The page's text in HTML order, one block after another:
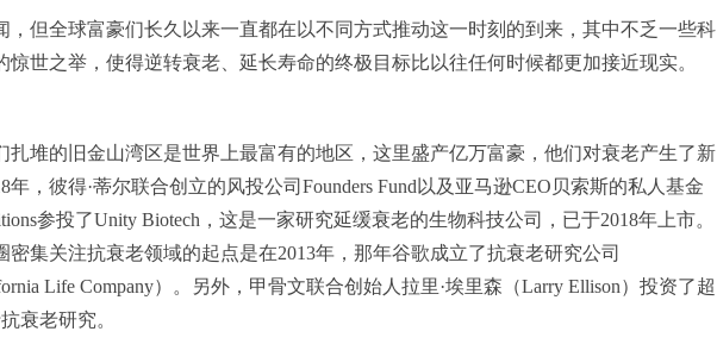
，但全球富豪们长久以来一直都在以不同方式推动这一时刻的到来，其中不乏一些科
惊世之举，使得逆转衰老、延长寿命的终极目标比以往任何时候都更加接近现实。
扎堆的旧金山湾区是世界上最富有的地区，这里盛产亿万富豪，他们对衰老产生了新
年，彼得·蒂尔联合创立的风投公司Founders Fund以及亚马逊CEO贝索斯的私人基金
参投了Unity Biotech，这是一家研究延缓衰老的生物科技公司，已于2018年上市。
密集关注抗衰老领域的起点是在2013年，那年谷歌成立了抗衰老研究公司
Life Company）。另外，甲骨文联合创始人拉里·埃里森（Larry Ellison）投资了超
衰老研究。